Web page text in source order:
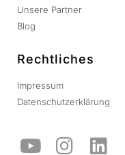
Unsere Partner
Blog
Rechtliches
Impressum
Datenschutzerklärung